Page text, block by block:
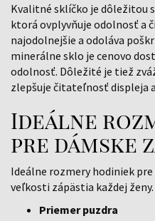
Kvalitné sklíčko je dôležitou
ktorá ovplyvňuje odolnosť a
najodolnejšie a odoláva
minerálne sklo je cenovo
odolnosť. Dôležité je tiež
zlepšuje čitateľnosť displeja
Ideálne
pre dámske
Ideálne rozmery hodiniek
veľkosti zápästia každej
Priemer puzdra